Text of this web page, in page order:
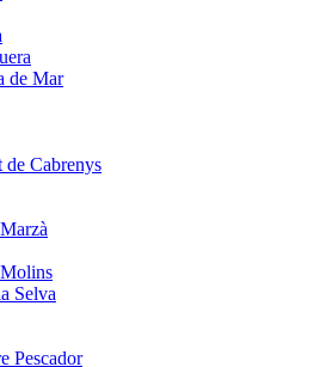
de Mar
de Cabrenys
Selva
Pescador